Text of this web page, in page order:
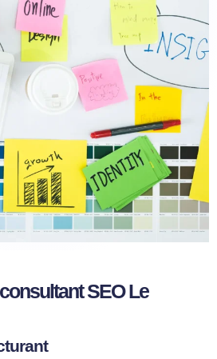
consultant SEO Le